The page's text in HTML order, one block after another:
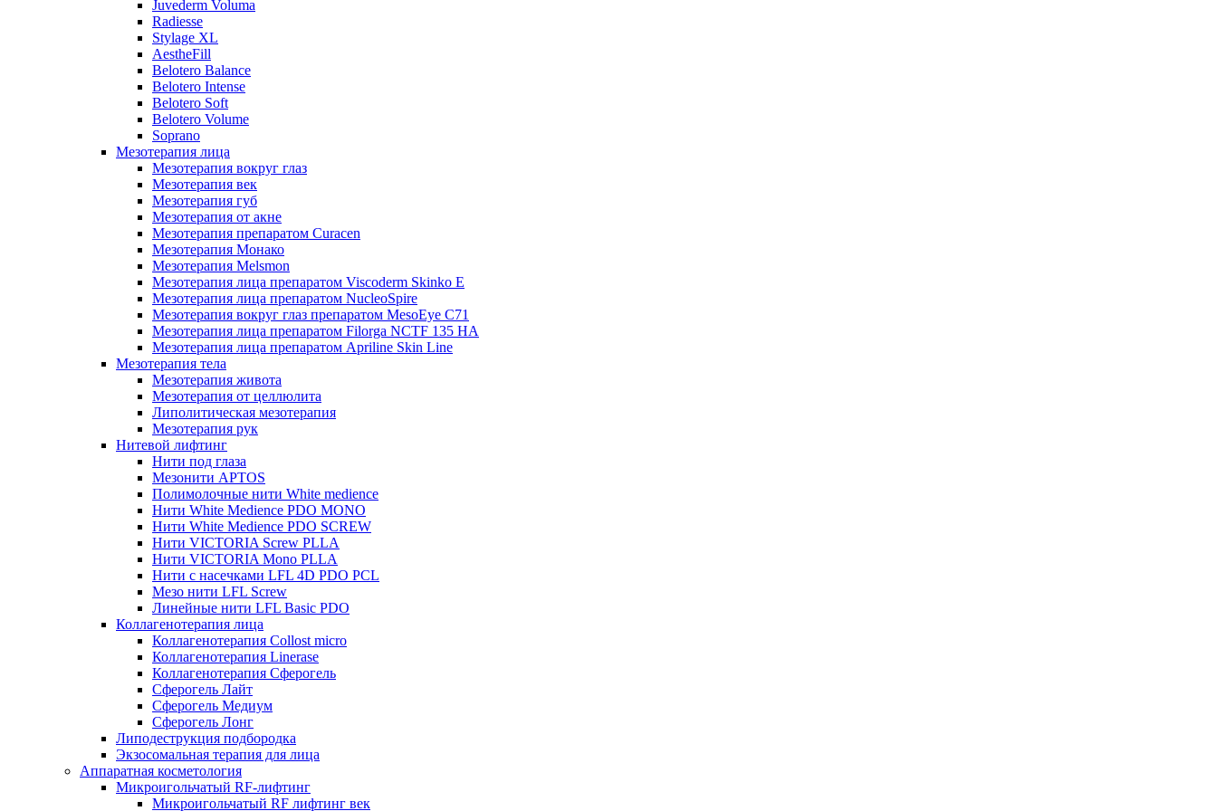
Juvederm Voluma
Radiesse
Stylage XL
AestheFill
Belotero Balance
Belotero Intense
Belotero Soft
Belotero Volume
Soprano
Мезотерапия лица
Мезотерапия вокруг глаз
Мезотерапия век
Мезотерапия губ
Мезотерапия от акне
Мезотерапия препаратом Curacen
Мезотерапия Монако
Мезотерапия Melsmon
Мезотерапия лица препаратом Viscoderm Skinko E
Мезотерапия лица препаратом NucleoSpire
Мезотерапия вокруг глаз препаратом MesoEye С71
Мезотерапия лица препаратом Filorga NCTF 135 HA
Мезотерапия лица препаратом Apriline Skin Line
Мезотерапия тела
Мезотерапия живота
Мезотерапия от целлюлита
Липолитическая мезотерапия
Мезотерапия рук
Нитевой лифтинг
Нити под глаза
Мезонити APTOS
Полимолочные нити White medience
Нити White Medience PDO MONO
Нити White Medience PDO SCREW
Нити VICTORIA Screw PLLA
Нити VICTORIA Mono PLLA
Нити с насечками LFL 4D PDO PCL
Мезо нити LFL Screw
Линейные нити LFL Basic PDO
Коллагенотерапия лица
Коллагенотерапия Collost micro
Коллагенотерапия Linerase
Коллагенотерапия Сферогель
Сферогель Лайт
Сферогель Медиум
Сферогель Лонг
Липодеструкция подбородка
Экзосомальная терапия для лица
Аппаратная косметология
Микроигольчатый RF-лифтинг
Микроигольчатый RF лифтинг век